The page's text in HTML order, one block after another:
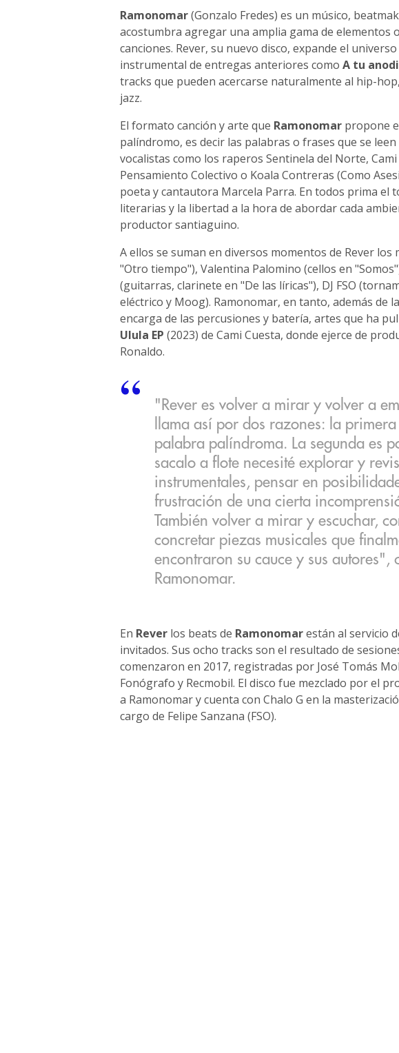
Ramonomar(Gonzalo Fredes) es un músico,
acostumbra agregar una amplia gama de elementos
canciones. Rever, su nuevo disco, expande el
instrumental de entregas anteriores como A tu
tracks que pueden acercarse naturalmente al hip-
jazz.
El formato canción y arte que Ramonomarpropone
palíndromo, es decir las palabras o frases que se
vocalistas como los raperos Sentinela del Norte,
Pensamiento Colectivo o Koala Contreras (Como
poeta y cantautora Marcela Parra. En todos prima el
literarias y la libertad a la hora de abordar cada
productor santiaguino.
A ellos se suman en diversos momentos de Rever los
"Otro tiempo"), Valentina Palomino (cellos en
(guitarras, clarinete en "De las líricas"), DJ FSO
eléctrico y Moog). Ramonomar, en tanto, además de
encarga de las percusiones y batería, artes que ha
Ulula EP (2023) de Cami Cuesta, donde ejerce de
Ronaldo.
"Rever es volver a mirar y volver a
llama así por dos razones: la
palabra palíndroma. La segunda es
sacalo a flote necesité explorar y
instrumentales, pensar en
frustración de una cierta
También volver a mirar y escuchar,
concretar piezas musicales que
encontraron su cauce y sus autores",
Ramonomar.
En Reverlos beats de Ramonomarestán al servicio
invitados. Sus ocho tracks son el resultado de
comenzaron en 2017, registradas por José Tomás
Fonógrafo y Recmobil. El disco fue mezclado por el
a Ramonomar y cuenta con Chalo G en la
cargo de Felipe Sanzana (FSO).